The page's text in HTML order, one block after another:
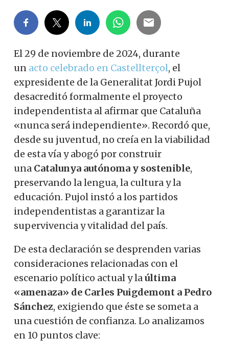
El 29 de noviembre de 2024, durante
un acto celebrado en Castellterçol, el
expresidente de la Generalitat Jordi Pujol
desacreditó formalmente el proyecto
independentista al afirmar que Cataluña
«nunca será independiente». Recordó que,
desde su juventud, no creía en la viabilidad
de esta vía y abogó por construir
una Catalunya autónoma y sostenible,
preservando la lengua, la cultura y la
educación. Pujol instó a los partidos
independentistas a garantizar la
supervivencia y vitalidad del país.
De esta declaración se desprenden varias
consideraciones relacionadas con el
escenario político actual y laúltima
«amenaza» de Carles Puigdemont a Pedro
Sánchez, exigiendo que éste se someta a
una cuestión de confianza. Lo analizamos
en 10 puntos clave: